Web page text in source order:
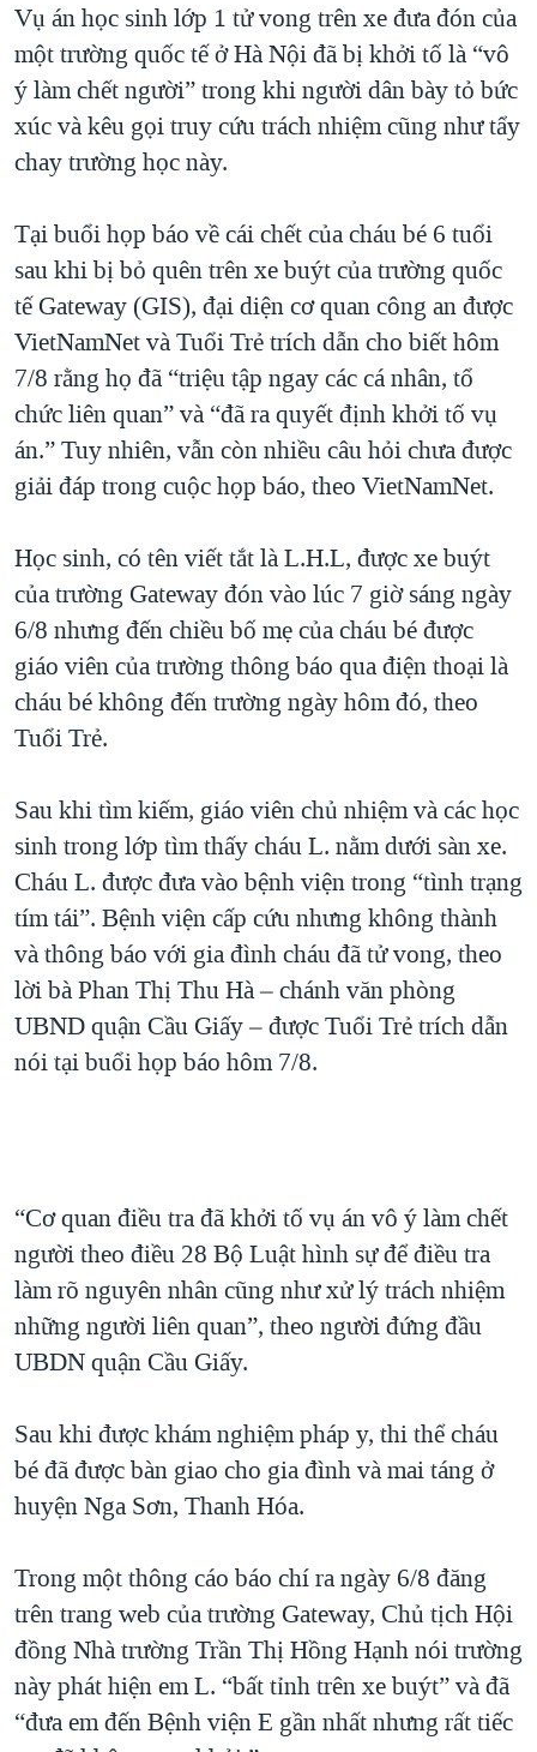
TRỊNH VĨNH BÌNH VS. CHÍNH PHỦ VIỆT NAM
NGƯ DÂN VIỆT VÀ LÀN SÓNG TRỘM HẢI SÂM
BÊN KIA QUỐC LỘ: TIẾNG VỌNG TỪ NÔNG THÔN MỸ
QUAN HỆ VIỆT MỸ
Vụ án học sinh lớp 1 tử vong trên xe đưa đón của
một trường quốc tế ở Hà Nội đã bị khởi tố là “vô
ý làm chết người” trong khi người dân bày tỏ bức
xúc và kêu gọi truy cứu trách nhiệm cũng như tẩy
chay trường học này.
Tại buổi họp báo về cái chết của cháu bé 6 tuổi
sau khi bị bỏ quên trên xe buýt của trường quốc
tế Gateway (GIS), đại diện cơ quan công an được
VietNamNet và Tuổi Trẻ trích dẫn cho biết hôm
7/8 rằng họ đã “triệu tập ngay các cá nhân, tổ
chức liên quan” và “đã ra quyết định khởi tố vụ
án.” Tuy nhiên, vẫn còn nhiều câu hỏi chưa được
giải đáp trong cuộc họp báo, theo VietNamNet.
Học sinh, có tên viết tắt là L.H.L, được xe buýt
của trường Gateway đón vào lúc 7 giờ sáng ngày
6/8 nhưng đến chiều bố mẹ của cháu bé được
giáo viên của trường thông báo qua điện thoại là
cháu bé không đến trường ngày hôm đó, theo
Tuổi Trẻ.
Sau khi tìm kiếm, giáo viên chủ nhiệm và các học
sinh trong lớp tìm thấy cháu L. nằm dưới sàn xe.
Cháu L. được đưa vào bệnh viện trong “tình trạng
tím tái”. Bệnh viện cấp cứu nhưng không thành
và thông báo với gia đình cháu đã tử vong, theo
lời bà Phan Thị Thu Hà – chánh văn phòng
UBND quận Cầu Giấy – được Tuổi Trẻ trích dẫn
nói tại buổi họp báo hôm 7/8.
“Cơ quan điều tra đã khởi tố vụ án vô ý làm chết
người theo điều 28 Bộ Luật hình sự để điều tra
làm rõ nguyên nhân cũng như xử lý trách nhiệm
những người liên quan”, theo người đứng đầu
UBDN quận Cầu Giấy.
Sau khi được khám nghiệm pháp y, thi thể cháu
bé đã được bàn giao cho gia đình và mai táng ở
huyện Nga Sơn, Thanh Hóa.
Trong một thông cáo báo chí ra ngày 6/8 đăng
trên trang web của trường Gateway, Chủ tịch Hội
đồng Nhà trường Trần Thị Hồng Hạnh nói trường
này phát hiện em L. “bất tỉnh trên xe buýt” và đã
“đưa em đến Bệnh viện E gần nhất nhưng rất tiếc